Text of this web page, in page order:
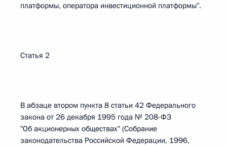
платформы, оператора инвестиционной платформы".
Статья 2
В абзаце втором пункта 8 статьи 42 Федерального
закона от 26 декабря 1995 года № 208-ФЗ
"Об акционерных обществах" (Собрание
законодательства Российской Федерации, 1996,